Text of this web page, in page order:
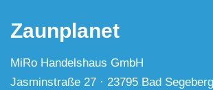
Zaunplanet
MiRo Handelshaus GmbH
Jasminstraße 27 · 23795 Bad Segeberg